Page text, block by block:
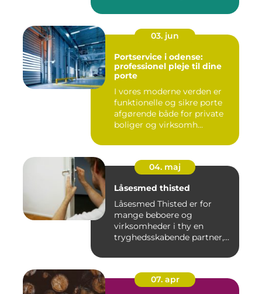
03. jun
Portservice i odense:
professionel pleje til dine
porte
I vores moderne verden er
funktionelle og sikre porte
afgørende både for private
boliger og virksomh...
04. maj
Låsesmed thisted
Låsesmed Thisted er for
mange beboere og
virksomheder i thy en
tryghedsskabende partner,
07. apr